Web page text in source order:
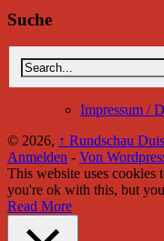
Suche
Impressum /
© 2026, ↑ Rundschau
Anmelden - Von
This website uses cookies
you're ok with this, but
Read More